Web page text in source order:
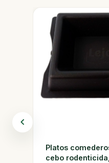
Platos
cebo